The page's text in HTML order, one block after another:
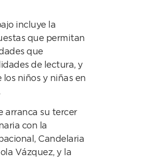
incluye la
que permitan
que
de lectura, y
los niños y niñas en
arranca su tercer
con la
Candelaria
Vázquez, y la